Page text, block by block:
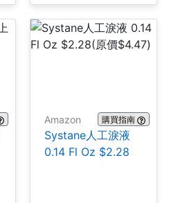
Amazon 購買指南
Systane人工淚液
0.14 Fl Oz $2.28